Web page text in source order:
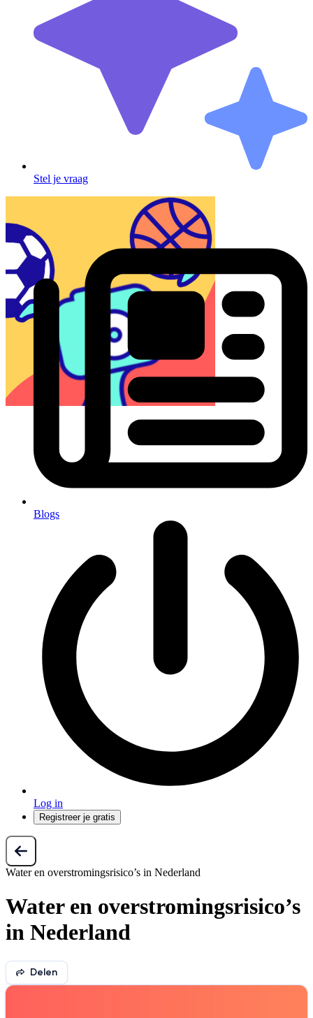
Stel je vraag
Blogs
Log in
Registreer je gratis
Water en overstromingsrisico’s in Nederland
Water en overstromingsrisico’s
in Nederland
Delen